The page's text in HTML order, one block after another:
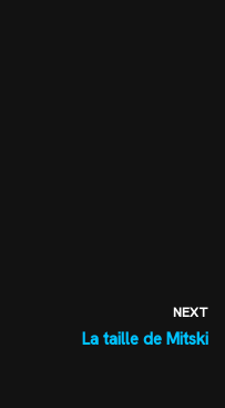
NEXT
La taille de Mitski